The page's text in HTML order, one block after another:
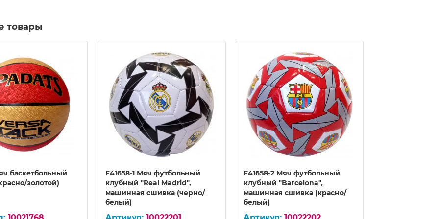
товары
баскетбольный
золотой)
E41658-1 Мяч футбольный
клубный "Real Madrid",
машинная сшивка (черно/
белый)
E41658-2 Мяч футбольный
клубный "Barcelona",
машинная сшивка (красно/
белый)